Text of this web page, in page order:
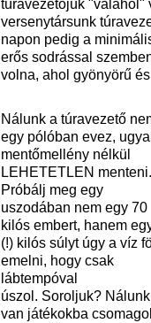
túravezetőjük "valahol"
versenytársunk
napon pedig a
erős sodrással
volna, ahol gyönyörű
Nálunk a túravezető
egy pólóban evez,
mentőmellény nélkül
LEHETETLEN menteni.
Próbálj meg egy
uszodában nem egy 70
kilós embert, hanem
(!) kilós súlyt úgy a víz
emelni, hogy csak
lábtempóval
úszol. Soroljuk? Nálunk
van játékokba